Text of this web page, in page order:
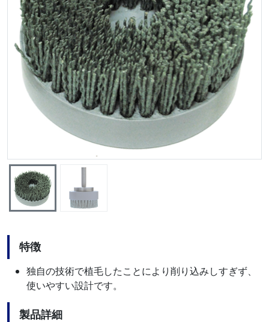
特徴
独自の技術で植毛したことにより削り込みしすぎず、
使いやすい設計です。
製品詳細